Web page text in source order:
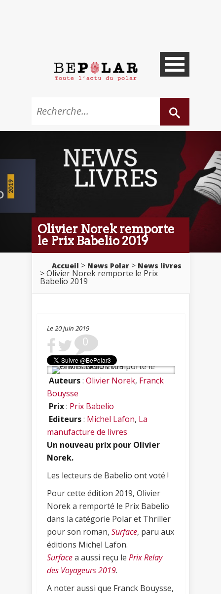
Olivier Norek remporte
le Prix Babelio 2019
Accueil > News Polar > News livres
> Olivier Norek remporte le Prix
Babelio 2019
Le 20 juin 2019
0
Auteurs: Olivier Norek, Franck
Bouysse
Prix: Prix Babelio
Editeurs: Michel Lafon, La
manufacture de livres
Un nouveau prix pour Olivier
Norek.
Les lecteurs de Babelio ont voté !
Pour cette édition 2019, Olivier
Norek a remporté le Prix Babelio
dans la catégorie Polar et Thriller
pour son roman, Surface, paru aux
éditions Michel Lafon.
Surfacea aussi reçu le Prix Relay
des Voyageurs 2019.
A noter aussi que Franck Bouysse,